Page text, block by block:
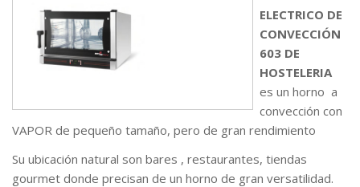
ELECTRICO DE
CONVECCIÓN
603 DE
HOSTELERIA
es un horno a
convección con
VAPOR de pequeño tamaño, pero de gran rendimiento
Su ubicación natural son bares , restaurantes, tiendas
gourmet donde precisan de un horno de gran versatilidad.